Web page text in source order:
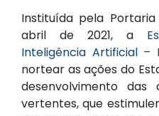
Instituída pela
abril de 2021, a
Inteligência Artificial –
nortear as ações do
desenvolvimento das
vertentes, que